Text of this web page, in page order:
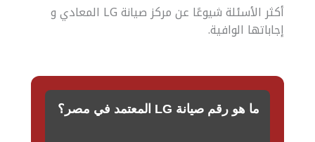
أكثر الأسئلة شيوعًا عن مركز صيانة LG المعادي و
إجاباتها الوافية.
ما هو رقم صيانة LG المعتمد في مصر؟